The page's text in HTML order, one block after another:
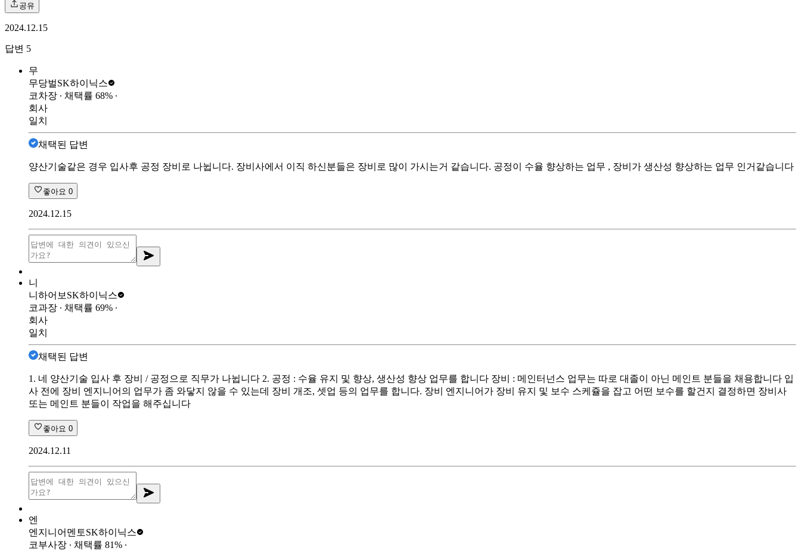
공유
2024.12.15
답변 5
무
무당벌SK하이닉스
코차장 ∙ 채택률 68% ∙
회사
일치
채택된 답변
양산기술같은 경우 입사후 공정 장비로 나뉩니다. 장비사에서 이직 하신분들은 장비로 많이 가시는거 같습니다. 공정이 수율 향상하는 업무 , 장비가 생산성 향상하는 업무 인거같습니다
좋아요 0
2024.12.15
니
니하어보 SK하이닉스
코과장 ∙ 채택률 69% ∙
회사
일치
채택된 답변
1. 네 양산기술 입사 후 장비 / 공정으로 직무가 나뉩니다 2. 공정 : 수율 유지 및 향상, 생산성 향상 업무를 합니다 장비 : 메인터넌스 업무는 따로 대졸이 아닌 메인트 분들을 채용합니다 입
사 전에 장비 엔지니어의 업무가 좀 와닿지 않을 수 있는데 장비 개조, 셋업 등의 업무를 합니다. 장비 엔지니어가 장비 유지 및 보수 스케쥴을 잡고 어떤 보수를 할건지 결정하면 장비사
또는 메인트 분들이 작업을 해주십니다
좋아요 0
2024.12.11
엔
엔지니어멘토SK하이닉스
코부사장 ∙ 채택률 81% ∙